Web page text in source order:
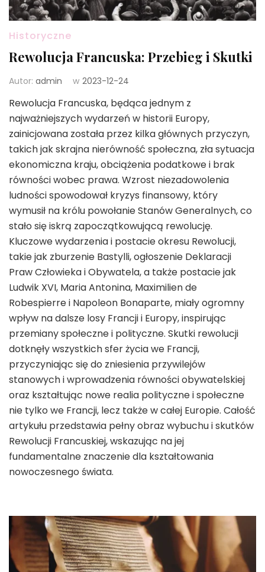
Historyczne
Rewolucja Francuska: Przebieg i Skutki
Autor: admin w 2023-12-24
Rewolucja Francuska, będąca jednym z
najważniejszych wydarzeń w historii Europy,
zainicjowana została przez kilka głównych przyczyn,
takich jak skrajna nierówność społeczna, zła sytuacja
ekonomiczna kraju, obciążenia podatkowe i brak
równości wobec prawa. Wzrost niezadowolenia
ludności spowodował kryzys finansowy, który
wymusił na królu powołanie Stanów Generalnych, co
stało się iskrą zapoczątkowującą rewolucję.
Kluczowe wydarzenia i postacie okresu Rewolucji,
takie jak zburzenie Bastylli, ogłoszenie Deklaracji
Praw Człowieka i Obywatela, a także postacie jak
Ludwik XVI, Maria Antonina, Maximilien de
Robespierre i Napoleon Bonaparte, miały ogromny
wpływ na dalsze losy Francji i Europy, inspirując
przemiany społeczne i polityczne. Skutki rewolucji
dotknęły wszystkich sfer życia we Francji,
przyczyniając się do zniesienia przywilejów
stanowych i wprowadzenia równości obywatelskiej
oraz kształtując nowe realia polityczne i społeczne
nie tylko we Francji, lecz także w całej Europie. Całość
artykułu przedstawia pełny obraz wybuchu i skutków
Rewolucji Francuskiej, wskazując na jej
fundamentalne znaczenie dla kształtowania
nowoczesnego świata.